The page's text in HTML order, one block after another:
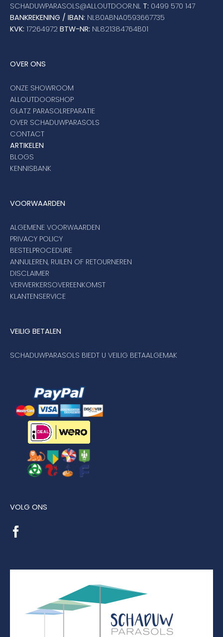
SCHADUWPARASOLS@ALLOUTDOOR.NL T: 0499 570 147
BANKREKENING / IBAN: NL80ABNA0593667735
KVK: 17264972 BTW-NR: NL821384764B01
OVER ONS
ONZE SHOWROOM
ALLOUTDOORSHOP
GLATZ PARASOLREPARATIE
OVER SCHADUWPARASOLS
CONTACT
ARTIKELEN
BLOGS
KENNISBANK
VOORWAARDEN
ALGEMENE VOORWAARDEN
PRIVACY POLICY
BESTELPROCEDURE
ANNULEREN, RUILEN OF RETOURNEREN
DISCLAIMER
VERWERKERSOVEREENKOMST
KLANTENSERVICE
VEILIG BETALEN
SCHADUWPARASOLS BIEDT U VEILIG BETAALGEMAK
VOLG ONS